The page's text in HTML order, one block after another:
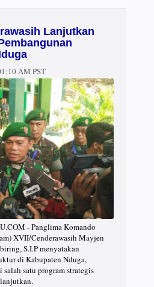
Lanjutkan
AM PST
- Panglima Komando
XVII/Cenderawasih Mayjen
S.I.P menyatakan
di Kabupaten Nduga,
salah satu program strategis